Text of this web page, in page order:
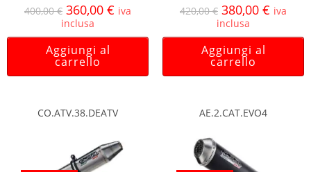
400,00€ 360,00 € iva
inclusa
Aggiungi al
carrello
420,00€ 380,00 € iva
inclusa
Aggiungi al
carrello
CO.ATV.38.DEATV AE.2.CAT.EVO4